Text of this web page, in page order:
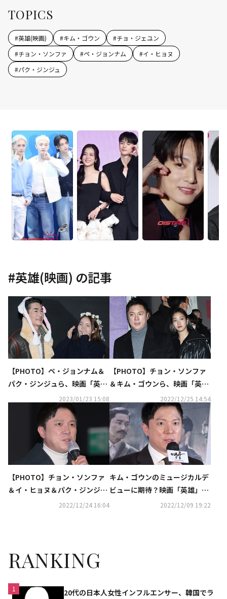
TOPICS
#英雄(映画) #キム・ゴウン #チョ・ジェユン
#チョン・ソンファ #ペ・ジョンナム #イ・ヒョヌ
#パク・ジンジュ
#英雄(映画) の記事
【PHOTO】ペ・ジョンナム＆
パク・ジンジュら、映画「英
雄」舞台挨拶に出席…ファンと
2ショット撮影も
2023/01/23 15:08
【PHOTO】チョン・ソンファ
＆キム・ゴウンら、映画「英
雄」舞台挨拶に出席2022/12/25 14:54
【PHOTO】チョン・ソンファ
＆イ・ヒョヌ＆パク・ジンジュ
ら、映画「英雄」舞台挨拶に出
2022/12/24 16:04
キム・ゴウンのミュージカルデ
ビューに期待？映画「英雄」の
監督が絶賛“歌に感情が込めら
2022/12/09 19:22
RANKING
1
20代の日本人女性インフルエンサー、韓国でラ